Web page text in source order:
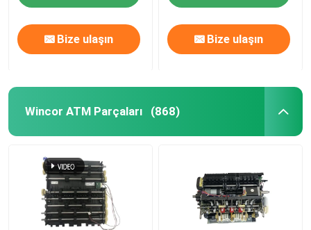
Bize ulaşın Bize ulaşın
Wincor ATM Parçaları (868)